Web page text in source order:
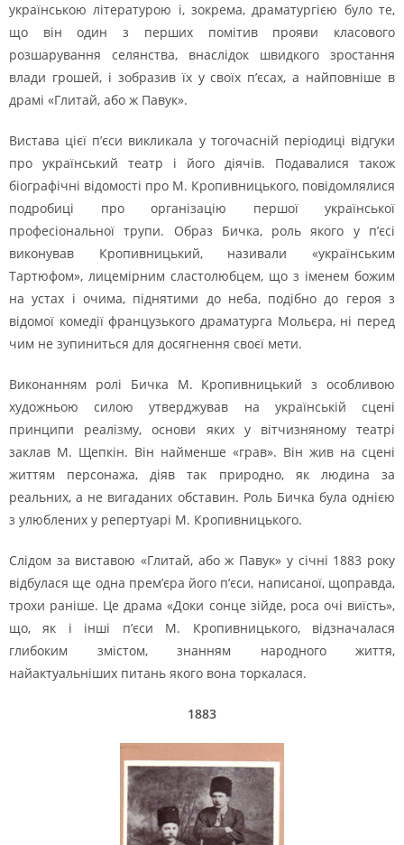
українською літературою і, зокрема, драматургією було те,
що він один з перших помітив прояви класового
розшарування селянства, внаслідок швидкого зростання
влади грошей, і зобразив їх у своїх п’єсах, а найповніше в
драмі «Глитай, або ж Павук».
Вистава цієї п’єси викликала у тогочасній періодиці відгуки
про український театр і його діячів. Подавалися також
біографічні відомості про М. Кропивницького, повідомлялися
подробиці про організацію першої української
професіональної трупи. Образ Бичка, роль якого у п’єсі
виконував Кропивницький, називали «українським
Тартюфом», лицемірним сластолюбцем, що з іменем божим
на устах і очима, піднятими до неба, подібно до героя з
відомої комедії французького драматурга Мольєра, ні перед
чим не зупиниться для досягнення своєї мети.
Виконанням ролі Бичка М. Кропивницький з особливою
художньою силою утверджував на українській сцені
принципи реалізму, основи яких у вітчизняному театрі
заклав М. Щепкін. Він найменше «грав». Він жив на сцені
життям персонажа, діяв так природно, як людина за
реальних, а не вигаданих обставин. Роль Бичка була однією
з улюблених у репертуарі М. Кропивницького.
Слідом за виставою «Глитай, або ж Павук» у січні 1883 року
відбулася ще одна прем’єра його п’єси, написаної, щоправда,
трохи раніше. Це драма «Доки сонце зійде, роса очі виїсть»,
що, як і інші п’єси М. Кропивницького, відзначалася
глибоким змістом, знанням народного життя,
найактуальніших питань якого вона торкалася.
1883